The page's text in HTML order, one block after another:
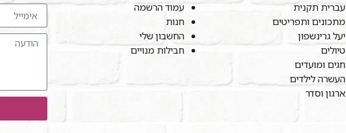
עברית תקנית
מתכונים ותפריטים
יעל גרינשפון
טיולים
חגים ומועדים
העשרה לילדים
ארגון וסדר
עמוד הרשמה
חנות
החשבון שלי
חבילות מנויים